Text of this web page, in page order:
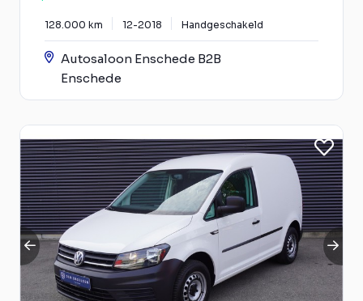
128.000 km 12-2018 Handgeschakeld
Autosaloon Enschede B2B
Enschede